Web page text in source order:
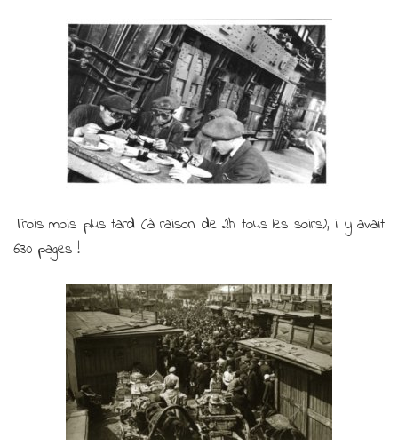
Trois mois plus tard (à raison de 2h tous les soirs), il y avait
630 pages !